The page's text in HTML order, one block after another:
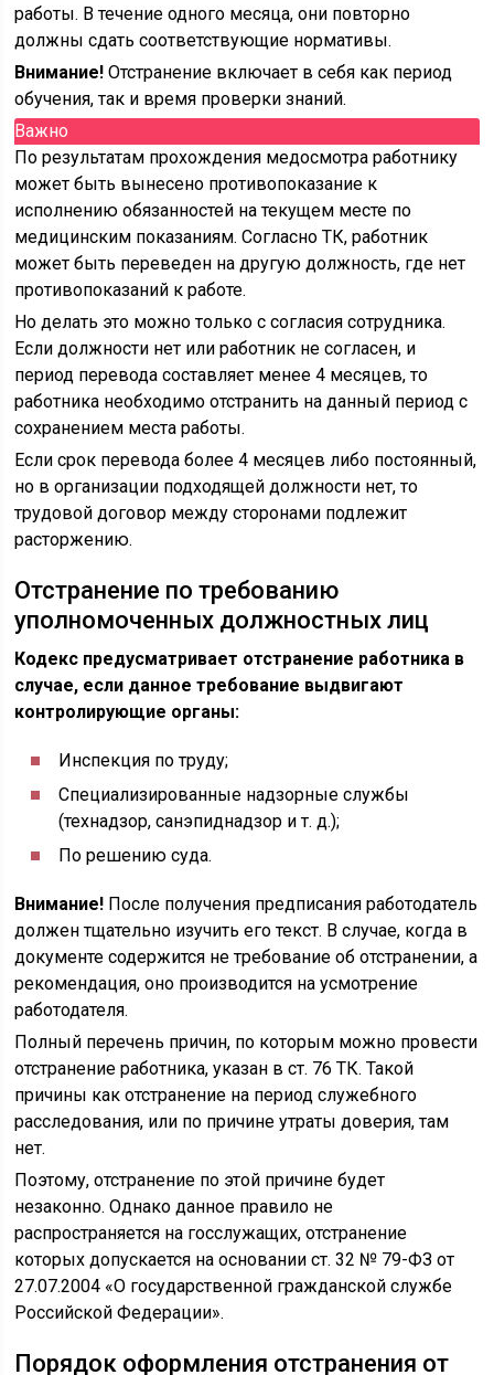
работы. В течение одного месяца, они повторно
должны сдать соответствующие нормативы.
Внимание! Отстранение включает в себя как период
обучения, так и время проверки знаний.
Важно
По результатам прохождения медосмотра работнику
может быть вынесено противопоказание к
исполнению обязанностей на текущем месте по
медицинским показаниям. Согласно ТК, работник
может быть переведен на другую должность, где нет
противопоказаний к работе.
Но делать это можно только с согласия сотрудника.
Если должности нет или работник не согласен, и
период перевода составляет менее 4 месяцев, то
работника необходимо отстранить на данный период с
сохранением места работы.
Если срок перевода более 4 месяцев либо постоянный,
но в организации подходящей должности нет, то
трудовой договор между сторонами подлежит
расторжению.
Отстранение по требованию
уполномоченных должностных лиц
Кодекс предусматривает отстранение работника в
случае, если данное требование выдвигают
контролирующие органы:
Инспекция по труду;
Специализированные надзорные службы
(технадзор, санэпиднадзор и т. д.);
По решению суда.
Внимание! После получения предписания работодатель
должен тщательно изучить его текст. В случае, когда в
документе содержится не требование об отстранении, а
рекомендация, оно производится на усмотрение
работодателя.
Полный перечень причин, по которым можно провести
отстранение работника, указан в ст. 76 ТК. Такой
причины как отстранение на период служебного
расследования, или по причине утраты доверия, там
нет.
Поэтому, отстранение по этой причине будет
незаконно. Однако данное правило не
распространяется на госслужащих, отстранение
которых допускается на основании ст. 32 № 79-ФЗ от
27.07.2004 «О государственной гражданской службе
Российской Федерации».
Порядок оформления отстранения от